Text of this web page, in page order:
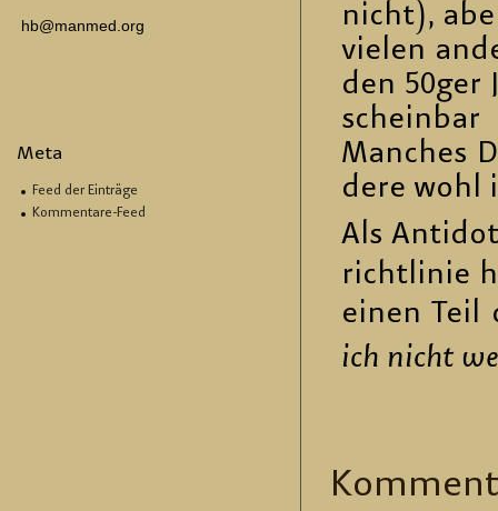
hb@manmed.org
Meta
Feed der Einträge
Kommentare-Feed
nicht),
vie­len
den 50ger
Man­ches
de­re wohl
Als
richt­li­nie
einen Teil
ich nicht